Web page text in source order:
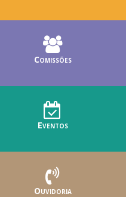
Comissões
Eventos
Ouvidoria